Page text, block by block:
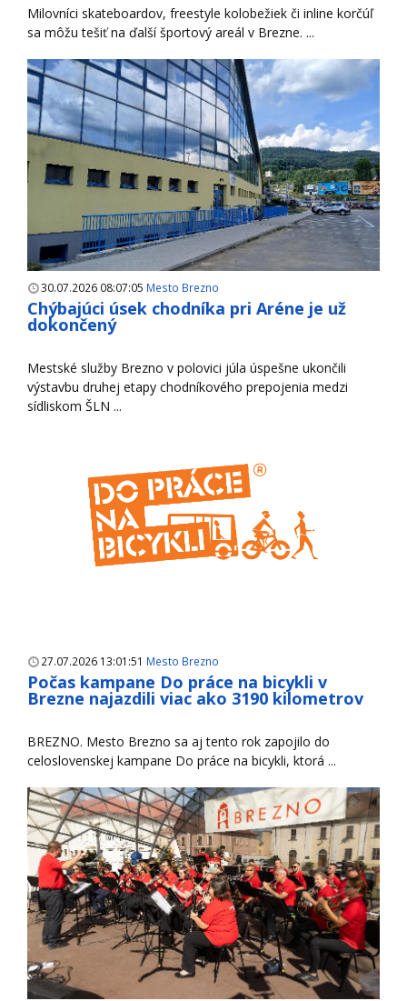
Milovníci skateboardov, freestyle kolobežiek či inline korčúľ
sa môžu tešiť na ďalší športový areál v Brezne. ...
30.07.2026 08:07:05 Mesto Brezno
Chýbajúci úsek chodníka pri Aréne je už
dokončený
Mestské služby Brezno v polovici júla úspešne ukončili
výstavbu druhej etapy chodníkového prepojenia medzi
sídliskom ŠLN ...
27.07.2026 13:01:51 Mesto Brezno
Počas kampane Do práce na bicykli v
Brezne najazdili viac ako 3190 kilometrov
BREZNO. Mesto Brezno sa aj tento rok zapojilo do
celoslovenskej kampane Do práce na bicykli, ktorá ...